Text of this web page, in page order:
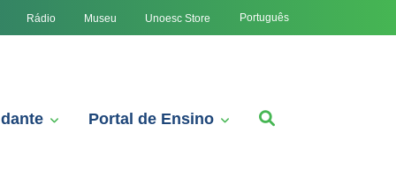
Rádio Museu Unoesc Store Português
Portal de Ensino